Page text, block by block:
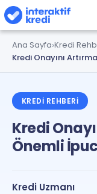
Ana Sayfa Kredi
Kredi Onayını
KREDI REHBERI
Kredi
Önemli
Kredi Uzmanı